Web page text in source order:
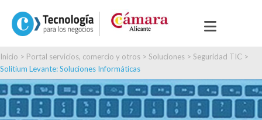
Inicio > Portal servicios, comercio y otros > Soluciones > Seguridad TIC >
Solitium Levante: Soluciones Informáticas